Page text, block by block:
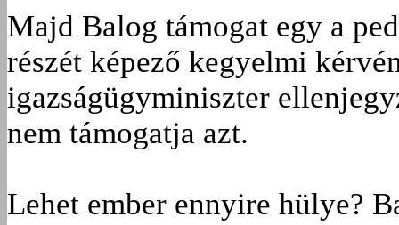
Majd Balog támogat egy a
részét képező kegyelmi
igazságügyminiszter
nem támogatja azt.
Lehet ember ennyire hülye?